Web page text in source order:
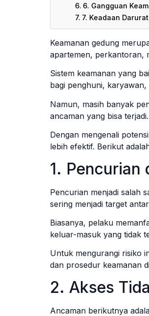
6. Gangguan
7. Keadaan
Keamanan gedung
apartemen, perkantoran,
Sistem keamanan yang
bagi penghuni,
Namun, masih banyak
ancaman yang bisa terjadi.
Dengan mengenali
lebih efektif. Berikut
1. Pencurian
Pencurian menjadi salah
sering menjadi target
Biasanya, pelaku
keluar-masuk yang tidak
Untuk mengurangi risiko
dan prosedur keamanan
2. Akses
Ancaman berikutnya